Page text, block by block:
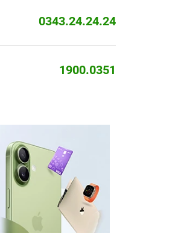
0343.24.24.24
1900.0351